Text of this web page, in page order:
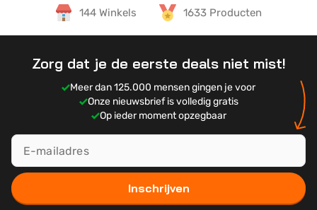
Friday deals van de MediaMarkt. Na wat onderzoek was
website met aanbiedingen kon gebruiken en zo
Pablo is gespecialiseerd voor het selecteren van de
Gaming
Smartphones
Televisies
Laptops & PC
144 Winkels 1633 Producten
Zorg dat je de eerste deals niet mist!
Meer dan 125.000 mensen gingen je voor
Onze nieuwsbrief is volledig gratis
Op ieder moment opzegbaar
Inschrijven